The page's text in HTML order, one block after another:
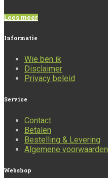
Lees meer
Informatie
Wie ben ik
Disclaimer
Privacy beleid
Service
Contact
Betalen
Bestelling & Levering
Algemene voorwaarden
Webshop